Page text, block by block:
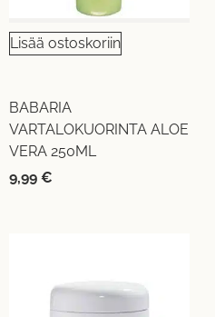
Lisää ostoskoriin
BABARIA
VARTALOKUORINTA ALOE
VERA 250ML
9,99 €